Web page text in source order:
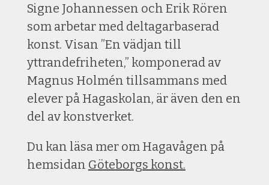
Signe Johannessen och Erik Rören
som arbetar med deltagarbaserad
konst. Visan ”En vädjan till
yttrandefriheten,” komponerad av
Magnus Holmén tillsammans med
elever på Hagaskolan, är även den en
del av konstverket.
Du kan läsa mer om Hagavågen på
hemsidan Göteborgs konst.